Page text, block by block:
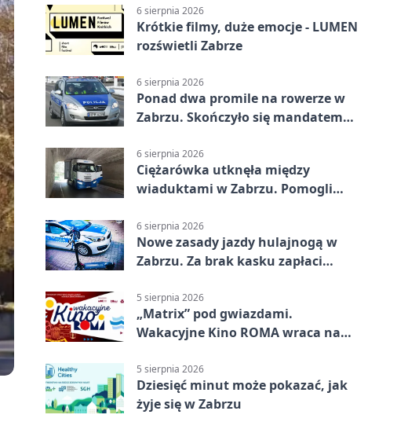
6 sierpnia 2026
Krótkie filmy, duże emocje - LUMEN
rozświetli Zabrze
6 sierpnia 2026
Ponad dwa promile na rowerze w
Zabrzu. Skończyło się mandatem
6 sierpnia 2026
Ciężarówka utknęła między
wiaduktami w Zabrzu. Pomogli
6 sierpnia 2026
Nowe zasady jazdy hulajnogą w
Zabrzu. Za brak kasku zapłaci
5 sierpnia 2026
„Matrix” pod gwiazdami.
Wakacyjne Kino ROMA wraca na
5 sierpnia 2026
Dziesięć minut może pokazać, jak
żyje się w Zabrzu